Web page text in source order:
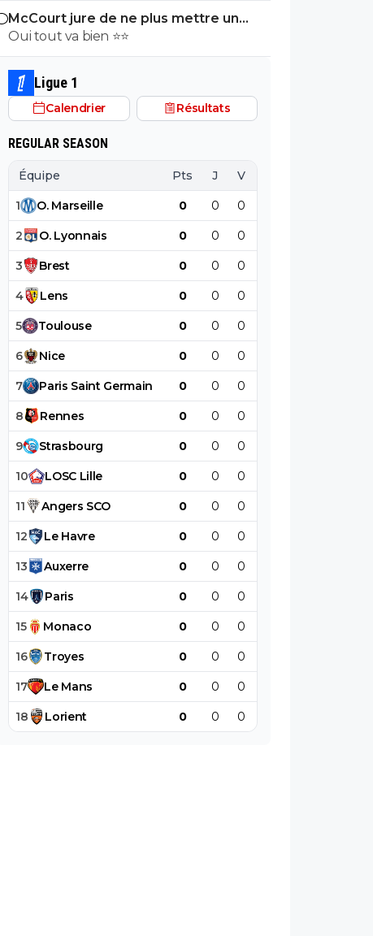
histoire d'agent dans ce dossier et il reste
un jeune pari sur lequel trop d'argent
était à mettre.
McCourt jure de ne plus mettre un
euro à l’OM
Oui tout va bien ⭐⭐
Ligue 1
Calendrier Résultats
REGULAR SEASON
Équipe Pts J V
1 O. Marseille 0 0 0
2 O. Lyonnais 0 0 0
3 Brest 0 0 0
4 Lens 0 0 0
5 Toulouse 0 0 0
6 Nice 0 0 0
7 Paris Saint Germain 0 0 0
8 Rennes 0 0 0
9 Strasbourg 0 0 0
10 LOSC Lille 0 0 0
11 Angers SCO 0 0 0
12 Le Havre 0 0 0
13 Auxerre 0 0 0
14 Paris 0 0 0
15 Monaco 0 0 0
16 Troyes 0 0 0
17 Le Mans 0 0 0
18 Lorient 0 0 0